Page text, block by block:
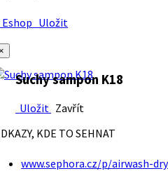
Uložit
Suchy sampon K18
Uložit Zavřít
KDE TO SEHNAT
www.sephora.cz/p/airwash-